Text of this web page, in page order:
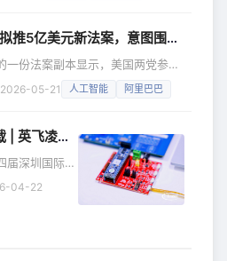
为衡量企业
部(Client Computing &amp;
5亿美元新法案，意图围堵中国AI
一份法案副本显示，美国两党参议
制中国向海外出售人工智能（AI）
布什尔州民主党参议员珍妮·沙欣
提出的立法，计划在美国国务院
亿美元基金，为盟国政府购买美国
程。 该法案的核心内容
2026-05-21 人工智能 阿里巴巴
2026，感知未来从这里出发！
深圳国际传
展中心（福
04-22